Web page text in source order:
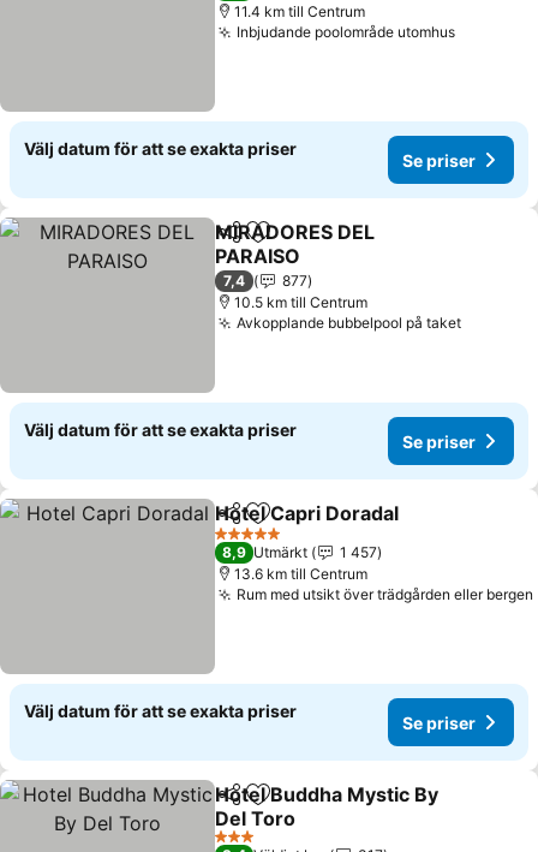
11.4 km till Centrum
Inbjudande poolområde utomhusSe priser
Välj datum för att se exakta priser
Se priser
Dela Lägg till i Mina Favoriter
MIRADORES DEL
PARAISO
Se priser
7,4
877
10.5 km till Centrum
Avkopplande bubbelpool på taketSe
Välj datum för att se exakta priser
Se priser
Dela Lägg till i Mina Favoriter
Hotel Capri Doradal
5 Stjärnor
8,9 Utmärkt
1 457
13.6 km till Centrum
Rum med utsikt över trädgården eller bergen
Välj datum för att se exakta priser
Se priser
Dela Lägg till i Mina Favoriter
Hotel Buddha Mystic By
Del Toro
Se priser
3 Stjärnor